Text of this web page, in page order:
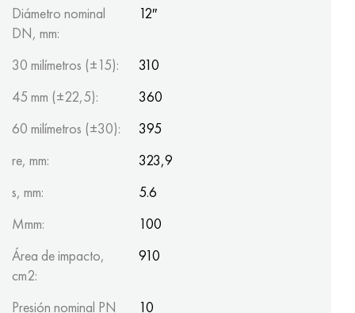
Diámetro nominal
DN, mm:
12″
30 milímetros (±15):
310
45 mm (±22,5):
360
60 milímetros (±30):
395
re, mm:
323,9
s, mm:
5.6
Mmm:
100
Área de impacto,
cm2:
910
Presión nominal PN 10